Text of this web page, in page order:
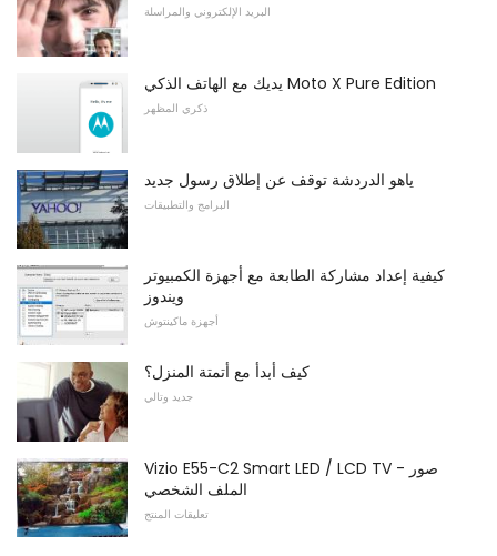
البريد الإلكتروني والمراسلة
يديك مع الهاتف الذكي Moto X Pure Edition
ذكري المظهر
ياهو الدردشة توقف عن إطلاق رسول جديد
البرامج والتطبيقات
كيفية إعداد مشاركة الطابعة مع أجهزة الكمبيوتر
ويندوز
أجهزة ماكينتوش
كيف أبدأ مع أتمتة المنزل؟
جديد وتالي
Vizio E55-C2 Smart LED / LCD TV - صور
الملف الشخصي
تعليقات المنتج